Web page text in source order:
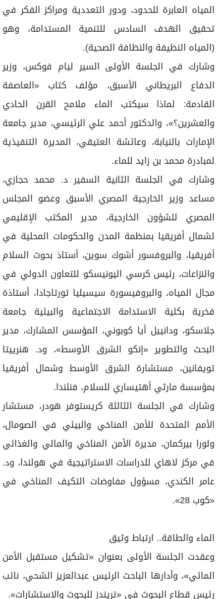
المياه العابرة للحدود، ودور التعددية ومراكز الفكر في
تحقيق الهدف السادس للتنمية المستدامة، وهو
(المياه النظيفة والنظافة الصحية).
وشارك في الجلسة الأولى السير ليام فوكس، وزير
الدفاع البريطاني الأسبق، مؤلف كتاب «العاصفة
القادمة: لماذا سيكتب الماء ملامح القرن الحادي
والعشرين؟»، والدكتور أحمد علي الرئيسي، مدير جامعة
الإمارات بالنيابة، وعائشة العتيقي، المديرة التنفيذية
لمبادرة محمد بن زايد للماء.
وشارك في الجلسة الثانية السفير د. محمد حجازي،
مساعد وزير الخارجية المصري الأسبق وعضو المجلس
المصري للشؤون الخارجية، مدير المكتب الإقليمي
لشمال أفريقيا بمنظمة المدن والحكومات المحلية في
أفريقيا، والبروفسور أشوك سوين، أستاذ بحوث السلام
والنزاعات، رئيس كرسي اليونيسكو للتعاون الدولي في
مجال المياه، والبروفيسورة سيسيليا تورتاجادا، أستاذة
فخرية بكلية الاستدامة الاجتماعية والبيئية جامعة
جلاسكو، ودانييل أيا كوبوني، المؤسس المشارك، مدير
البحث والتطوير «إنكو الشرق الأوسط»، ود. هنرييتا
تويفانين، مستشارة الشرق الأوسط وشمال أفريقيا
بمؤسسة مارثي أهتيساري للسلام، فنلندا.
وشارك في الجلسة الثالثة كريستوفر هودر، مستشار
الأمم المتحدة للأمن المناخي والبيئي في الصومال،
ولورا بيركمان، مديرة الأمن المناخي والمالي والغذائي
في مركز لاهاي للدراسات الاستراتيجية في هولندا، ود.
عامر الكندي، مسؤول مفاوضات التكيف المناخي في
«كوب 28».
الماء والطاقة.. ارتباط وثيق
وعقدت الجلسة الأولى بعنوان «تشكيل مستقبل الأمن
المائي»، وأدارها الباحث الرئيس عبدالعزيز الشحي، نائب
رئيس قطاع البحوث في «تريندز للبحوث والاستشارات».